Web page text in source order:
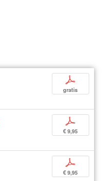
p
gratis
p
€ 9,95
p
€ 9,95